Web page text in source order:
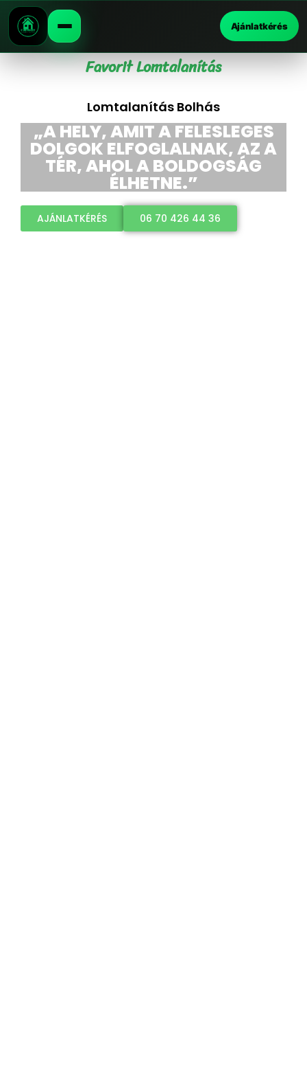
Ajánlatkérés
Favorit Lomtalanítás
Lomtalanítás Bolhás
„A HELY, AMIT A FELESLEGES
DOLGOK ELFOGLALNAK, AZ A
TÉR, AHOL A BOLDOGSÁG
ÉLHETNE.”
AJÁNLATKÉRÉS 06 70 426 44 36